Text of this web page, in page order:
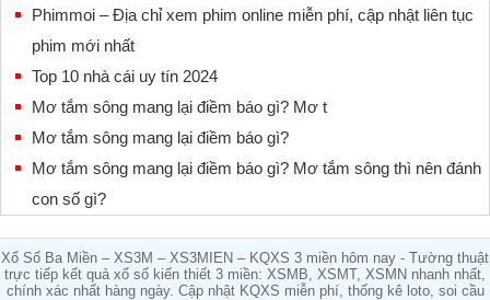
Phimmoi – Địa chỉ xem phim online miễn phí, cập nhật liên tục
phim mới nhất
Top 10 nhà cái uy tín 2024
Mơ tắm sông mang lại điềm báo gì? Mơ t
Mơ tắm sông mang lại điềm báo gì?
Mơ tắm sông mang lại điềm báo gì? Mơ tắm sông thì nên đánh
con số gì?
Xổ Số Ba Miền – XS3M – XS3MIEN – KQXS 3 miền hôm nay - Tường thuật
trực tiếp kết quả xổ số kiến thiết 3 miền: XSMB, XSMT, XSMN nhanh nhất,
chính xác nhất hàng ngày. Cập nhật KQXS miễn phí, thống kê loto, soi cầu